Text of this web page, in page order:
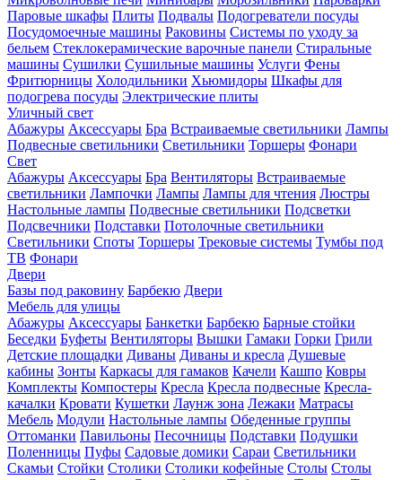
Паровые шкафы Плиты Подвалы Подогреватели посуды
Посудомоечные машины Раковины Системы по уходу за
бельем Стеклокерамические варочные панели Стиральные
машины Сушилки Сушильные машины Услуги Фены
Фритюрницы Холодильники Хьюмидоры Шкафы для
подогрева посуды Электрические плиты
Уличный свет
Абажуры Аксессуары Бра Встраиваемые светильники Лампы
Подвесные светильники Светильники Торшеры Фонари
Свет
Абажуры Аксессуары Бра Вентиляторы Встраиваемые
светильники Лампочки Лампы Лампы для чтения Люстры
Настольные лампы Подвесные светильники Подсветки
Подсвечники Подставки Потолочные светильники
Светильники Споты Торшеры Трековые системы Тумбы под
ТВ Фонари
Двери
Базы под раковину Барбекю Двери
Мебель для улицы
Абажуры Аксессуары Банкетки Барбекю Барные стойки
Беседки Буфеты Вентиляторы Вышки Гамаки Горки Грили
Детские площадки Диваны Диваны и кресла Душевые
кабины Зонты Каркасы для гамаков Качели Кашпо Ковры
Комплекты Компостеры Кресла Кресла подвесные Кресла-
качалки Кровати Кушетки Лаунж зона Лежаки Матрасы
Мебель Модули Настольные лампы Обеденные группы
Оттоманки Павильоны Песочницы Подставки Подушки
Поленницы Пуфы Садовые домики Сараи Светильники
Скамьи Стойки Столики Столики кофейные Столы Столы